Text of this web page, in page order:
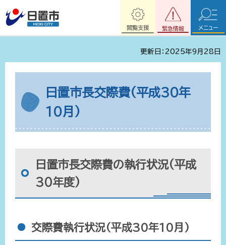
緊急情報
閲覧支援 メニュー
更新日：2025年9月28日
日置市長交際費(平成30年
10月)
日置市長交際費の執行状況(平成
30年度)
交際費執行状況(平成30年10月)